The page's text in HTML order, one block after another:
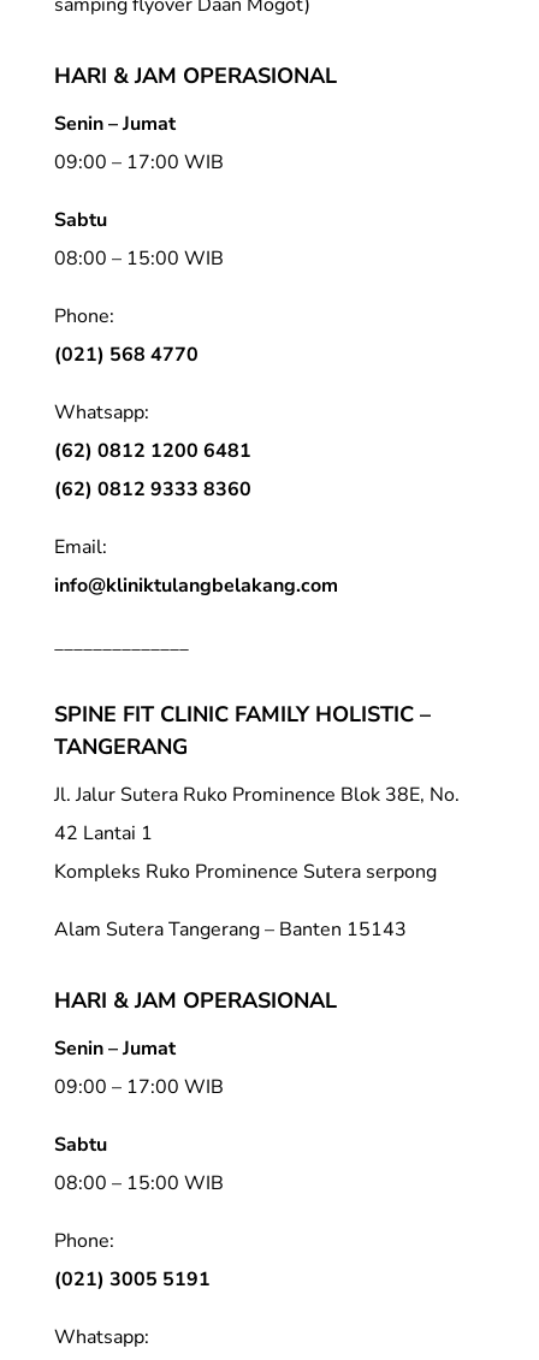
HARI & JAM OPERASIONAL
Senin – Jumat
09:00 – 17:00 WIB
Sabtu
08:00 – 15:00 WIB
Phone:
(021) 568 4770
Whatsapp:
(62) 0812 1200 6481
(62) 0812 9333 8360
Email:
info@kliniktulangbelakang.com
______________
SPINE FIT CLINIC FAMILY HOLISTIC –
TANGERANG
Jl. Jalur Sutera Ruko Prominence Blok 38E, No.
42 Lantai 1
Kompleks Ruko Prominence Sutera serpong
Alam Sutera Tangerang – Banten 15143
HARI & JAM OPERASIONAL
Senin – Jumat
09:00 – 17:00 WIB
Sabtu
08:00 – 15:00 WIB
Phone:
(021) 3005 5191
Whatsapp: